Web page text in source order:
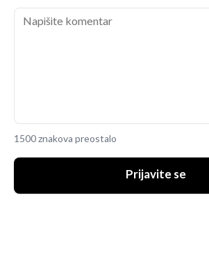
1500 znakova preostalo
Prijavite se